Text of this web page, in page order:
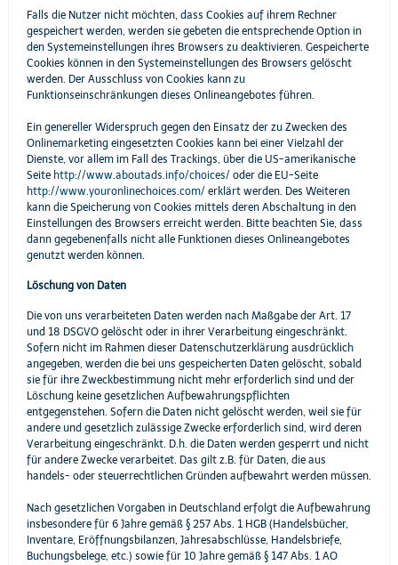
Falls die Nutzer nicht möchten, dass Cookies auf ihrem Rechner
gespeichert werden, werden sie gebeten die entsprechende Option in
den Systemeinstellungen ihres Browsers zu deaktivieren. Gespeicherte
Cookies können in den Systemeinstellungen des Browsers gelöscht
werden. Der Ausschluss von Cookies kann zu
Funktionseinschränkungen dieses Onlineangebotes führen.
Ein genereller Widerspruch gegen den Einsatz der zu Zwecken des
Onlinemarketing eingesetzten Cookies kann bei einer Vielzahl der
Dienste, vor allem im Fall des Trackings, über die US-amerikanische
Seite http://www.aboutads.info/choices/ oder die EU-Seite
http://www.youronlinechoices.com/ erklärt werden. Des Weiteren
kann die Speicherung von Cookies mittels deren Abschaltung in den
Einstellungen des Browsers erreicht werden. Bitte beachten Sie, dass
dann gegebenenfalls nicht alle Funktionen dieses Onlineangebotes
genutzt werden können.
Löschung von Daten
Die von uns verarbeiteten Daten werden nach Maßgabe der Art. 17
und 18 DSGVO gelöscht oder in ihrer Verarbeitung eingeschränkt.
Sofern nicht im Rahmen dieser Datenschutzerklärung ausdrücklich
angegeben, werden die bei uns gespeicherten Daten gelöscht, sobald
sie für ihre Zweckbestimmung nicht mehr erforderlich sind und der
Löschung keine gesetzlichen Aufbewahrungspflichten
entgegenstehen. Sofern die Daten nicht gelöscht werden, weil sie für
andere und gesetzlich zulässige Zwecke erforderlich sind, wird deren
Verarbeitung eingeschränkt. D.h. die Daten werden gesperrt und nicht
für andere Zwecke verarbeitet. Das gilt z.B. für Daten, die aus
handels- oder steuerrechtlichen Gründen aufbewahrt werden müssen.
Nach gesetzlichen Vorgaben in Deutschland erfolgt die Aufbewahrung
insbesondere für 6 Jahre gemäß § 257 Abs. 1 HGB (Handelsbücher,
Inventare, Eröffnungsbilanzen, Jahresabschlüsse, Handelsbriefe,
Buchungsbelege, etc.) sowie für 10 Jahre gemäß § 147 Abs. 1 AO